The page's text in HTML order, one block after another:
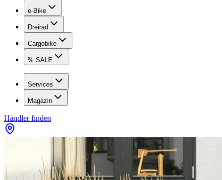
e-Bike
Dreirad
Cargobike
% SALE
Services
Magazin
Händler finden